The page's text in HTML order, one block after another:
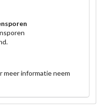
meer informatie neem